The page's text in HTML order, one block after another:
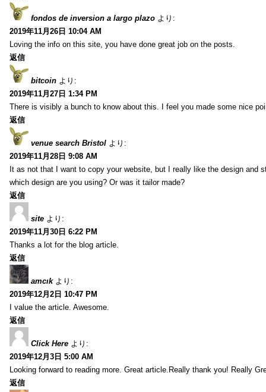
fondos de inversion a largo plazo より:
2019年11月26日 10:04 AM
Loving the info on this site, you have done great job on the posts.
返信
bitcoin より:
2019年11月27日 1:34 PM
There is visibly a bunch to know about this. I feel you made some nice
返信
venue search Bristol より:
2019年11月28日 9:08 AM
It as not that I want to copy your website, but I really like the design and
which design are you using? Or was it tailor made?
返信
site より:
2019年11月30日 6:22 PM
Thanks a lot for the blog article.
返信
amcık より:
2019年12月2日 10:47 PM
I value the article. Awesome.
返信
Click Here より:
2019年12月3日 5:00 AM
Looking forward to reading more. Great article.Really thank you! Really
返信